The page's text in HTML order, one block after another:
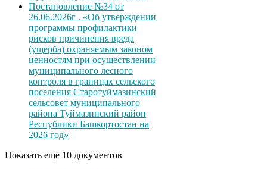
Постановление №34 от
26.06.2026г . «Об утверждении
программы профилактики
рисков причинения вреда
(ущерба) охраняемым законом
ценностям при осуществлении
муниципального лесного
контроля в границах сельского
поселения Старотуймазинский
сельсовет муниципального
района Туймазинский район
Республики Башкортостан на
2026 год»
Показать еще 10 документов